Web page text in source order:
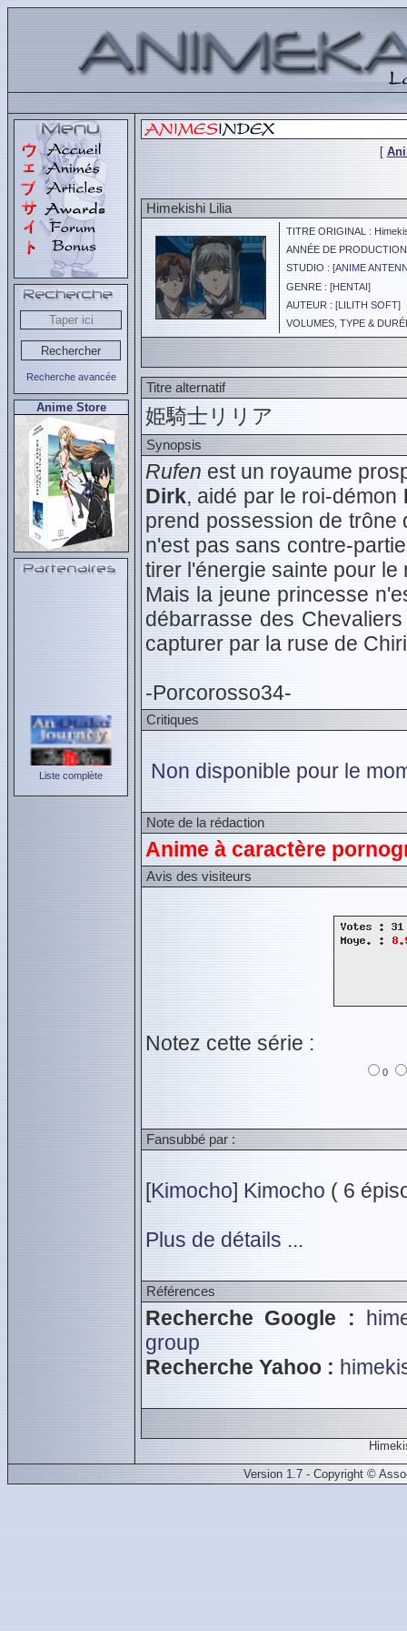
Recherche avancée
Anime Store
Liste complète
[
Himekishi Lilia
TITRE ORIGINAL :
ANNÉE DE
STUDIO : [ANIME
GENRE : [HENTAI]
AUTEUR : [LILITH SOFT]
VOLUMES, TYPE &
Titre alternatif
姫騎士リリア
Synopsis
Rufen est un royaume
Dirk, aidé par le roi-démon
prend possession de trône
n'est pas sans contre-
tirer l'énergie sainte pour le
Mais la jeune princesse
débarrasse des
capturer par la ruse de
-Porcorosso34-
Critiques
Non disponible pour le
Note de la rédaction
Anime à caractère
Avis des visiteurs
Notez cette série :
0
Fansubbé par :
[Kimocho] Kimocho ( 6
Plus de détails ...
Références
Recherche Google :
group
Recherche Yahoo :
Version 1.7 - Copyright ©